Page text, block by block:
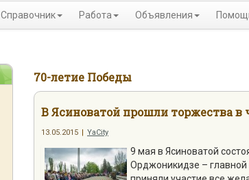
Справочник Работа Объявления
70-летие Победы
В Ясиноватой прошли торжества в
13.05.2015 YaCity
9 мая в Ясиноватой
Орджоникидзе – главной